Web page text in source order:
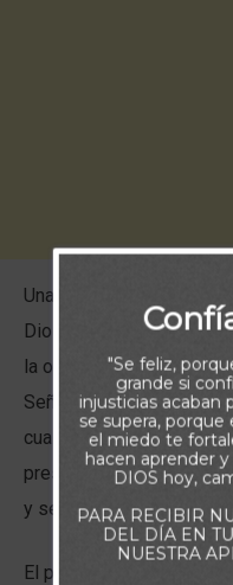
Una de las verdades
Dios siempre está
la oposición o cuán
Señor está más cerca
cualquier enemigo y
presencia no depende
y segura.
El profeta Elías lo
"Se feliz,
grande si
injusticias acaban
se supera, porque
el miedo te
hacen aprender
DIOS hoy,
PARA RECIBIR
DEL DÍA EN
NUESTRA